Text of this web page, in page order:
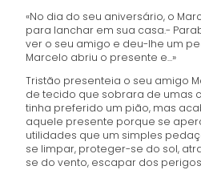
«No dia do seu aniversário, o
para lanchar em sua casa.-
ver o seu amigo e deu-lhe um
Marcelo abriu o presente e...»
Tristão presenteia o seu amigo
de tecido que sobrara de umas
tinha preferido um pião, mas
aquele presente porque se
utilidades que um simples
se limpar, proteger-se do sol,
se do vento, escapar dos